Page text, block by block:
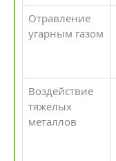
Отравление
угарным газом
Воздействие
тяжелых
металлов